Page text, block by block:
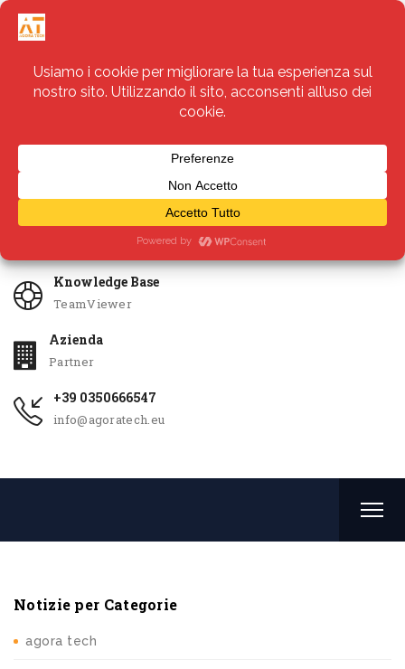
Servizi
Knowledge Base
TeamViewer
Azienda
Partner
+39 0350666547
info@agoratech.eu
Notizie per Categorie
agora tech